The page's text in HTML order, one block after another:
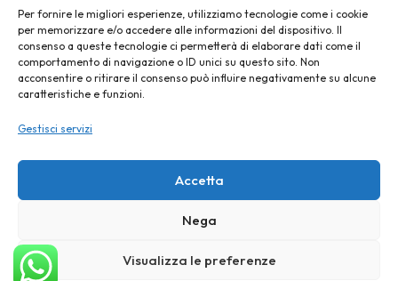
Per fornire le migliori esperienze, utilizziamo tecnologie come i cookie
per memorizzare e/o accedere alle informazioni del dispositivo. Il
consenso a queste tecnologie ci permetterà di elaborare dati come il
comportamento di navigazione o ID unici su questo sito. Non
acconsentire o ritirare il consenso può influire negativamente su alcune
caratteristiche e funzioni.
Gestisci servizi
Accetta
Nega
Visualizza le preferenze
Link
Top100
News e Tendenze
Destination Wedding
©2025 SposIn Campania